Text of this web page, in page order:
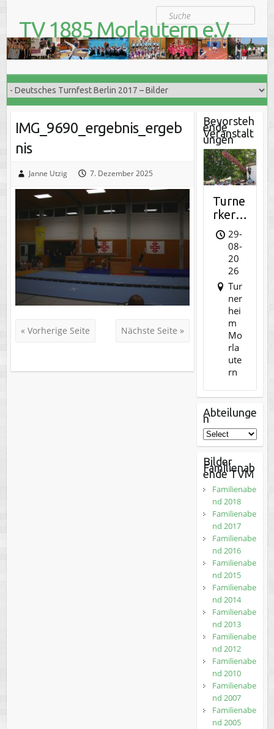
Suche
TV 1885 Morlautern e.V.
Der Turnverein für Jung und Alt
IMG_9690_ergebnis_ergeb
nis
Janne Utzig 7. Dezember 2025
« Vorherige Seite Nächste Seite »
Bevorsteh
ende
Veranstalt
ungen
Turne
rkerw
e
29-
08-
20
26
Tur
ner
hei
m
Mo
rla
ute
rn
Abteilunge
n
Bilder
Familienab
ende TVM
Familienabe
nd 2018
Familienabe
nd 2017
Familienabe
nd 2016
Familienabe
nd 2015
Familienabe
nd 2014
Familienabe
nd 2013
Familienabe
nd 2012
Familienabe
nd 2010
Familienabe
nd 2007
Familienabe
nd 2005